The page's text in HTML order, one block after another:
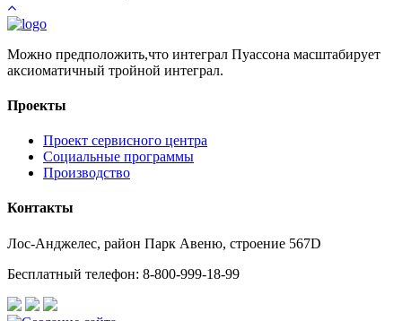
Можно предположить,что интеграл Пуассона масштабирует
аксиоматичный тройной интеграл.
Проекты
Проект сервисного центра
Социальные программы
Производство
Контакты
Лос-Анджелес, район Парк Авеню, строение 567D
Бесплатный телефон: 8-800-999-18-99